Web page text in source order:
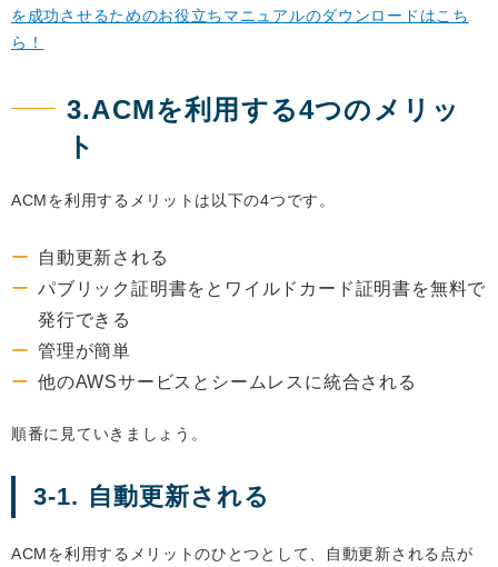
を成功させるためのお役立ちマニュアルのダウンロードはこち
ら！
3.ACMを利用する4つのメリッ
ト
ACMを利用するメリットは以下の4つです。
自動更新される
パブリック証明書をとワイルドカード証明書を無料で
発行できる
管理が簡単
他のAWSサービスとシームレスに統合される
順番に見ていきましょう。
3-1. 自動更新される
ACMを利用するメリットのひとつとして、自動更新される点が